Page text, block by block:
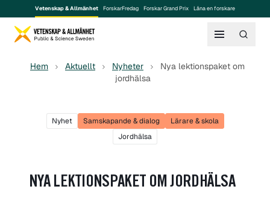
Vetenskap & Allmänhet ForskarFredag Forskar Grand Prix Låna en forskare
Hem Aktuellt Nyheter
Nya lektionspaket om
jordhälsa
Nyhet Samskapande & dialog
Lärare & skola
Jordhälsa
NYA LEKTIONSPAKET OM JORDHÄLSA